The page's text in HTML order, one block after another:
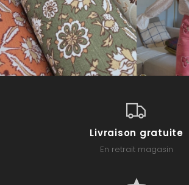
Livraison gratuite
En retrait magasin